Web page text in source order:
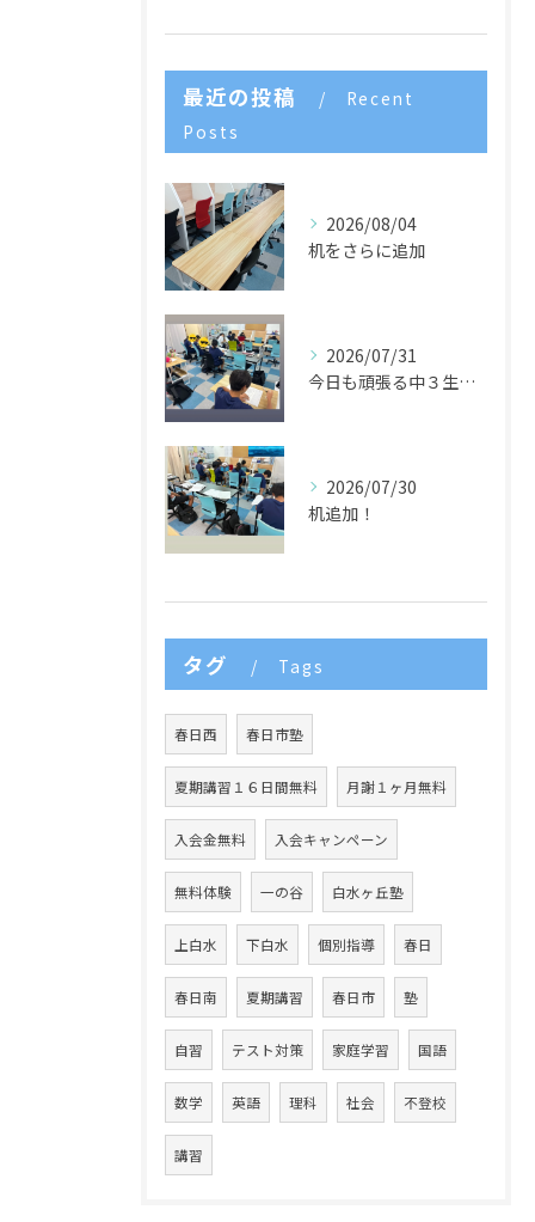
最近の投稿
Recent
Posts
2026/08/04
机をさらに追加
2026/07/31
今日も頑張る中３生たち🌈
2026/07/30
机追加！
タグ Tags
春日西 春日市塾
夏期講習１６日間無料 月謝１ヶ月無料
入会金無料 入会キャンペーン
無料体験 一の谷 白水ヶ丘塾
上白水 下白水 個別指導 春日
春日南 夏期講習 春日市 塾
自習 テスト対策 家庭学習 国語
数学 英語 理科 社会 不登校
講習